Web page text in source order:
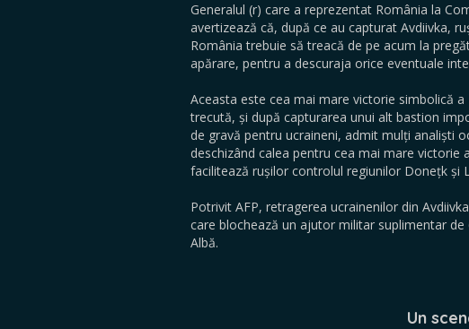
Generalul (r) care a reprezentat România la
avertizează că, după ce au capturat Avdiivka,
România trebuie să treacă de pe acum la
apărare, pentru a descuraja orice eventuale
Aceasta este cea mai mare victorie simbolică
trecută, și după capturarea unui alt bastion
de gravă pentru ucraineni, admit mulți analiști
deschizând calea pentru cea mai mare victorie
facilitează rușilor controlul regiunilor Donețk și
Potrivit AFP, retragerea ucrainenilor din
care blochează un ajutor militar suplimentar
Albă.
Un